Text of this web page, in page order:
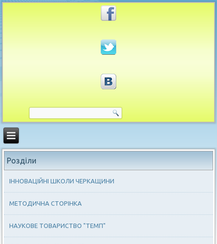
Розділи
ІННОВАЦІЙНІ ШКОЛИ ЧЕРКАЩИНИ
МЕТОДИЧНА СТОРІНКА
НАУКОВЕ ТОВАРИСТВО "ТЕМП"